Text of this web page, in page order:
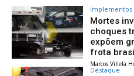
Mortes
choques
expõem
frota
Marcos Villela
Destaque